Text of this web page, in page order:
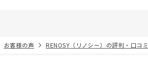
お客様の声 RENOSY（リノシー）の評判・口コミ